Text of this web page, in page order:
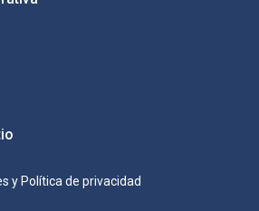
y Política de privacidad